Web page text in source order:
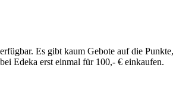
Es gibt kaum Gebote auf die
Edeka erst einmal für 100,- € einkaufen.